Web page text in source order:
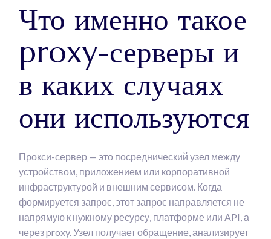
Что именно такое
proxy-серверы и
в каких случаях
они используются
Прокси-сервер — это посреднический узел между
устройством, приложением или корпоративной
инфраструктурой и внешним сервисом. Когда
формируется запрос, этот запрос направляется не
напрямую к нужному ресурсу, платформе или API, а
через proxy. Узел получает обращение, анализирует